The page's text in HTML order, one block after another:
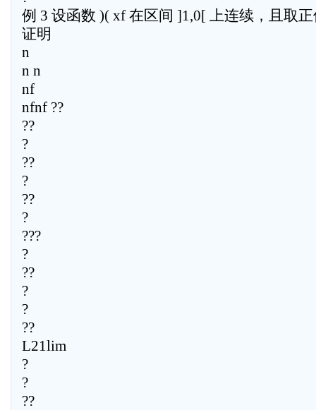
例 3 设函数 )( xf 在区间 ]1,0[ 上连续，且取正
证明
n
n n
nf
nfnf ??
??
?
??
?
??
?
???
?
??
?
?
??
L21lim
?
?
??